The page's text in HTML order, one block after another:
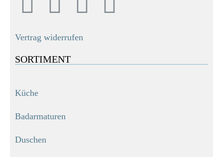
Vertrag widerrufen
SORTIMENT
Küche
Badarmaturen
Duschen